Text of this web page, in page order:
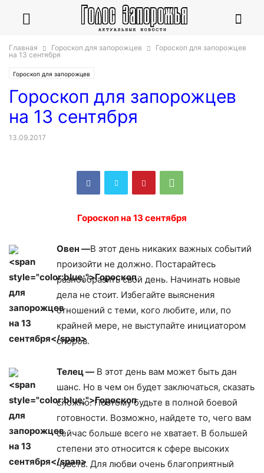
Главная Гороскоп для запорожцев
Гороскоп для запорожцев
на 13 сентября
Гороскоп для запорожцев
Гороскоп для запорожцев
на 13 сентября
13.09.2017
Гороскоп на 13 сентября
Овен —В этот день никаких важных событий
произойти не должно. Постарайтесь
разнообразить свой день. Начинать новые
дела не стоит. Избегайте выяснения
отношений с теми, кого любите, или, по
крайней мере, не выступайте инициатором
споров.
Телец — В этот день вам может быть дан
шанс. Но в чем он будет заключаться, сказать
сложно. Поэтому будьте в полной боевой
готовности. Возможно, найдете то, чего вам
сейчас больше всего не хватает. В большей
степени это относится к сфере высоких
чувств. Для любви очень благоприятный